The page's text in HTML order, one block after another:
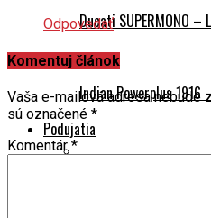
Ducati SUPERMONO –
Indian Powerplus
Podujatia
REPORTÁŽ:
Odpovedať
Komentuj článok
Vaša e-mailová adresa nebude
sú označené *
Komentár*